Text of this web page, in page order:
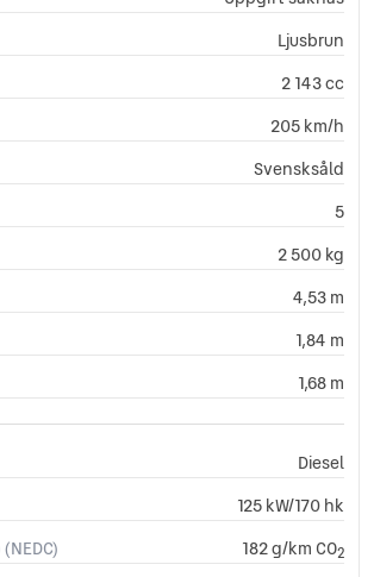
Ljusbrun
2 143 cc
205 km/h
Svensksåld
5
2 500 kg
4,53 m
1,84 m
1,68 m
Diesel
125 kW/170 hk
182 g/km CO2